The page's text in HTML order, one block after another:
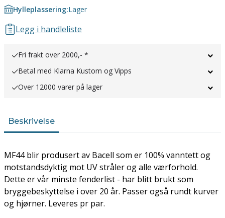
Hylleplassering:Lager
Legg i handleliste
Fri frakt over 2000,- *
Betal med Klarna Kustom og Vipps
Over 12000 varer på lager
Beskrivelse
MF44 blir produsert av Bacell som er 100% vanntett og
motstandsdyktig mot UV stråler og alle værforhold.
Dette er vår minste fenderlist - har blitt brukt som
bryggebeskyttelse i over 20 år. Passer også rundt kurver
og hjørner. Leveres pr par.